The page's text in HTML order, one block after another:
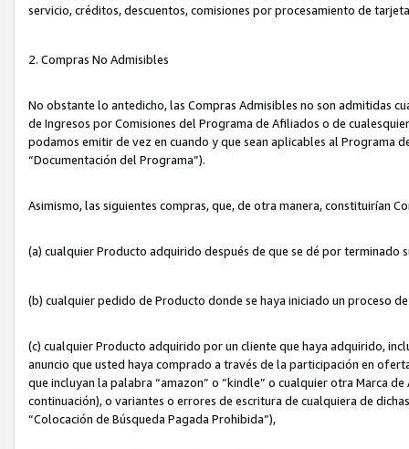
servicio, créditos, descuentos, comisiones por procesamiento de
2. Compras No Admisibles
No obstante lo antedicho, las Compras Admisibles no son admitidas
de Ingresos por Comisiones del Programa de Afiliados o de
podamos emitir de vez en cuando y que sean aplicables al Programa
“Documentación del Programa”).
Asimismo, las siguientes compras, que, de otra manera, constituirían
(a) cualquier Producto adquirido después de que se dé por terminado
(b) cualquier pedido de Producto donde se haya iniciado un proceso
(c) cualquier Producto adquirido por un cliente que haya adquirido,
anuncio que usted haya comprado a través de la participación en
que incluyan la palabra “amazon” o “kindle” o cualquier otra Marca
continuación), o variantes o errores de escritura de cualquiera de
“Colocación de Búsqueda Pagada Prohibida”),